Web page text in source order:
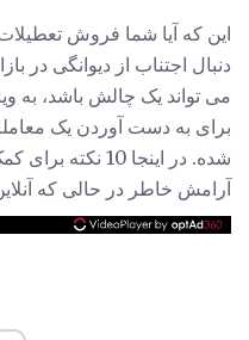
این که آیا شما فروش
دنبال اجتناب از دیوانگی در
برای به دست آوردن یک
شده. در اینجا
آرامش خاطر در حالی که